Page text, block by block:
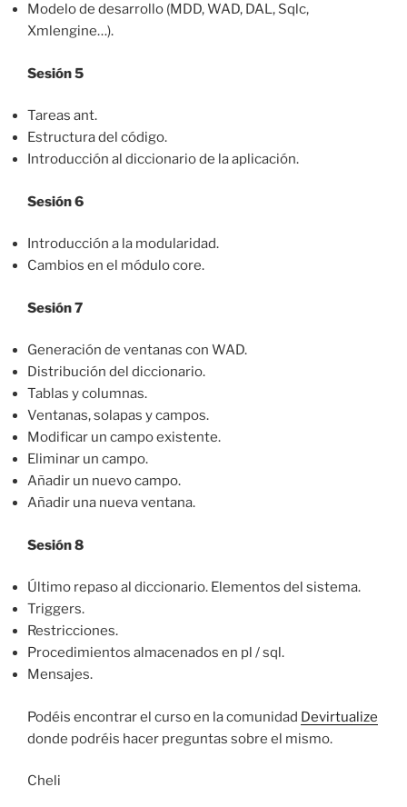
Modelo de desarrollo (MDD, WAD, DAL, Sqlc,
Xmlengine…).
Sesión 5
Tareas ant.
Estructura del código.
Introducción al diccionario de la aplicación.
Sesión 6
Introducción a la modularidad.
Cambios en el módulo core.
Sesión 7
Generación de ventanas con WAD.
Distribución del diccionario.
Tablas y columnas.
Ventanas, solapas y campos.
Modificar un campo existente.
Eliminar un campo.
Añadir un nuevo campo.
Añadir una nueva ventana.
Sesión 8
Último repaso al diccionario. Elementos del sistema.
Triggers.
Restricciones.
Procedimientos almacenados en pl / sql.
Mensajes.
Podéis encontrar el curso en la comunidad Devirtualize
donde podréis hacer preguntas sobre el mismo.
Cheli